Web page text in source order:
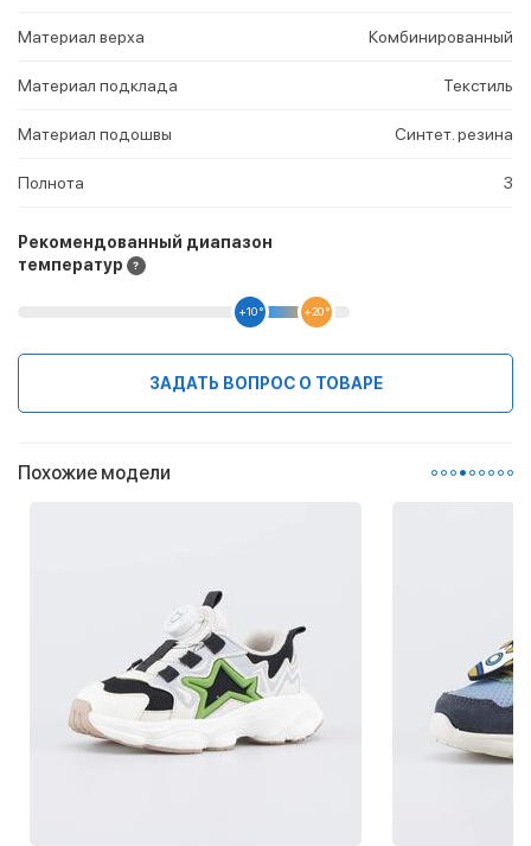
Материал верха Комбинированный
Материал подклада Текстиль
Материал подошвы Синтет. резина
Полнота 3
Рекомендованный диапазон
температур
+10 ° +20 °
ЗАДАТЬ ВОПРОС О ТОВАРЕ
Похожие модели